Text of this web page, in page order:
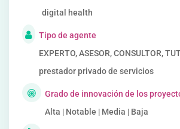
digital health
Tipo de agente
EXPERTO, ASESOR, CONSULTOR,
prestador privado de servicios
Grado de innovación de los
Alta | Notable | Media | Baja